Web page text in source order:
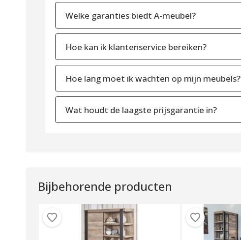
Welke garanties biedt A-meubel?
Hoe kan ik klantenservice bereiken?
Hoe lang moet ik wachten op mijn meubels?
Wat houdt de laagste prijsgarantie in?
Bijbehorende producten